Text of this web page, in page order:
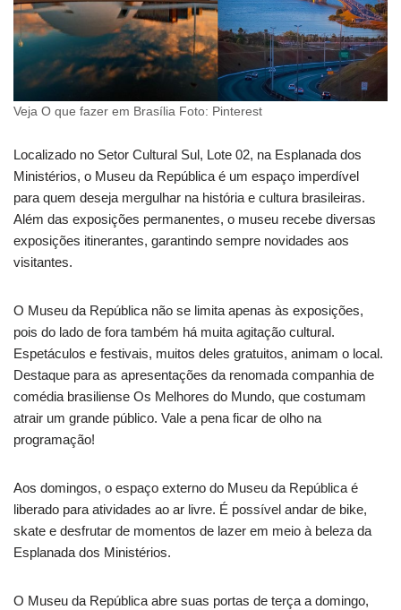
Veja O que fazer em Brasília Foto: Pinterest
Localizado no Setor Cultural Sul, Lote 02, na Esplanada dos
Ministérios, o Museu da República é um espaço imperdível
para quem deseja mergulhar na história e cultura brasileiras.
Além das exposições permanentes, o museu recebe diversas
exposições itinerantes, garantindo sempre novidades aos
visitantes.
O Museu da República não se limita apenas às exposições,
pois do lado de fora também há muita agitação cultural.
Espetáculos e festivais, muitos deles gratuitos, animam o local.
Destaque para as apresentações da renomada companhia de
comédia brasiliense Os Melhores do Mundo, que costumam
atrair um grande público. Vale a pena ficar de olho na
programação!
Aos domingos, o espaço externo do Museu da República é
liberado para atividades ao ar livre. É possível andar de bike,
skate e desfrutar de momentos de lazer em meio à beleza da
Esplanada dos Ministérios.
O Museu da República abre suas portas de terça a domingo,